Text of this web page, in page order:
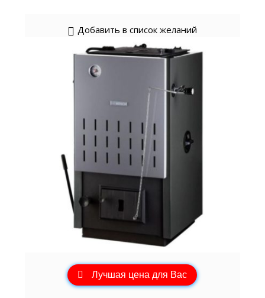
Добавить в список желаний
Лучшая цена для Вас